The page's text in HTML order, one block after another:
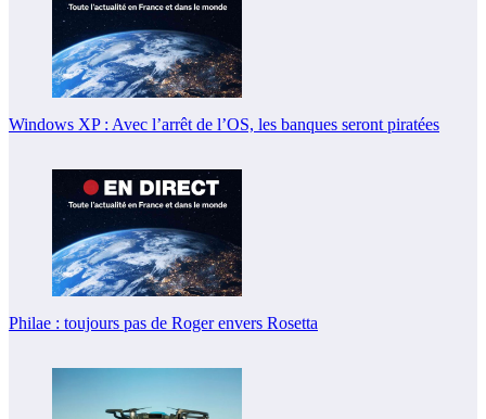
Windows XP : Avec l’arrêt de l’OS, les banques seront piratées
Philae : toujours pas de Roger envers Rosetta